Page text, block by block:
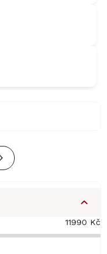
11990 Kč